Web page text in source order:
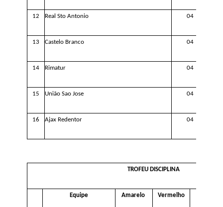
12 Real Sto Antonio 04
13 Castelo Branco 04
14 Rimatur 04
15 União Sao Jose 04
16 Ajax Redentor 04
TROFEU DISCIPLINA
Equipe Amarelo Vermelho